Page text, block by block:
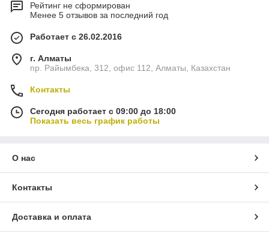
Рейтинг не сформирован
Менее 5 отзывов за последний год
Работает с 26.02.2016
г. Алматы
пр. Райымбека, 312, офис 112, Алматы, Казахстан
Контакты
Сегодня работает с 09:00 до 18:00
Показать весь график работы
О нас
Контакты
Доставка и оплата